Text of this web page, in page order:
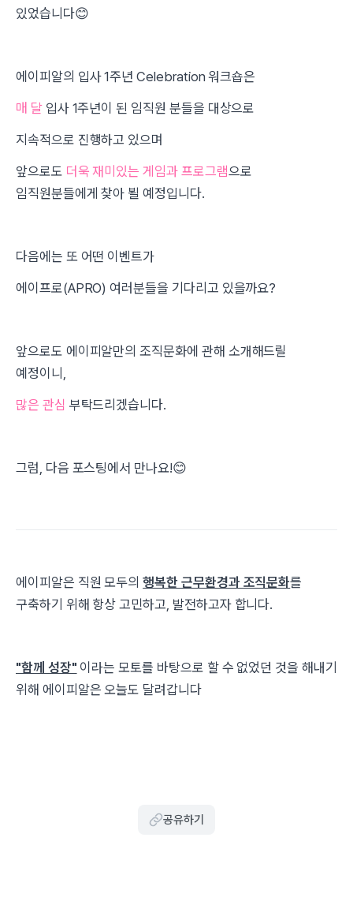
있었습니다😊
에이피알의 입사 1주년 Celebration 워크숍은
매 달입사 1주년이 된 임직원 분들을 대상으로
지속적으로 진행하고 있으며
앞으로도 더욱 재미있는 게임과 프로그램으로
임직원분들에게 찾아 뵐 예정입니다.
다음에는 또 어떤 이벤트가
에이프로(APRO) 여러분들을 기다리고 있을까요?
앞으로도 에이피알만의 조직문화에 관해 소개해드릴
예정이니,
많은 관심 부탁드리겠습니다.
그럼, 다음 포스팅에서 만나요!😊
에이피알은 직원 모두의행복한 근무환경과 조직문화를
구축하기 위해 항상 고민하고, 발전하고자 합니다.
"함께 성장" 이라는 모토를 바탕으로 할 수 없었던 것을 해내기
위해 에이피알은 오늘도 달려갑니다
공유하기